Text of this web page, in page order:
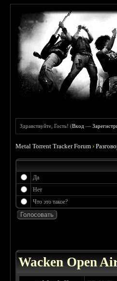
Здравствуйте, Гость! (Вход —
Metal Torrent Tracker Forum ›
Да
Нет
Что это такое?
Wacken Open